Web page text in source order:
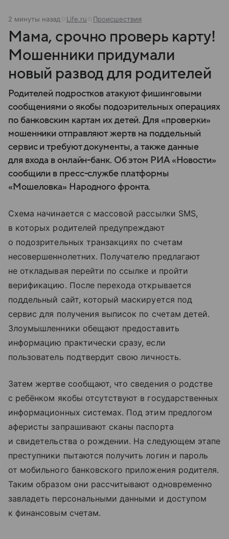
2 минуты назад Life.ru Происшествия
Мама, срочно проверь карту!
Мошенники придумали
новый развод для родителей
Родителей подростков атакуют фишинговыми
сообщениями о якобы подозрительных операциях
по банковским картам их детей. Для «проверки»
мошенники отправляют жертв на поддельный
сервис и требуют документы, а также данные
для входа в онлайн-банк. Об этом РИА «Новости»
сообщили в пресс-службе платформы
«Мошеловка» Народного фронта.
Схема начинается с массовой рассылки SMS,
в которых родителей предупреждают
о подозрительных транзакциях по счетам
несовершеннолетних. Получателю предлагают
не откладывая перейти по ссылке и пройти
верификацию. После перехода открывается
поддельный сайт, который маскируется под
сервис для получения выписок по счетам детей.
Злоумышленники обещают предоставить
информацию практически сразу, если
пользователь подтвердит свою личность.
Затем жертве сообщают, что сведения о родстве
с ребёнком якобы отсутствуют в государственных
информационных системах. Под этим предлогом
аферисты запрашивают сканы паспорта
и свидетельства о рождении. На следующем этапе
преступники пытаются получить логин и пароль
от мобильного банковского приложения родителя.
Таким образом они рассчитывают одновременно
завладеть персональными данными и доступом
к финансовым счетам.